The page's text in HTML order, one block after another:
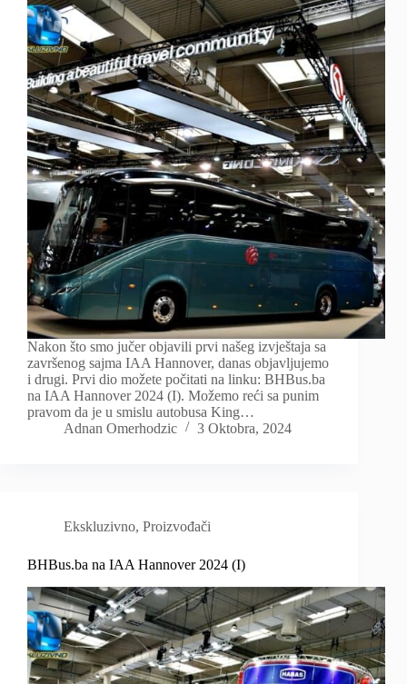
Nakon što smo jučer objavili prvi našeg izvještaja sa
završenog sajma IAA Hannover, danas objavljujemo
i drugi. Prvi dio možete počitati na linku: BHBus.ba
na IAA Hannover 2024 (I). Možemo reći sa punim
pravom da je u smislu autobusa King…
Adnan Omerhodzic
3 Oktobra, 2024
Ekskluzivno, Proizvođači
BHBus.ba na IAA Hannover 2024 (I)